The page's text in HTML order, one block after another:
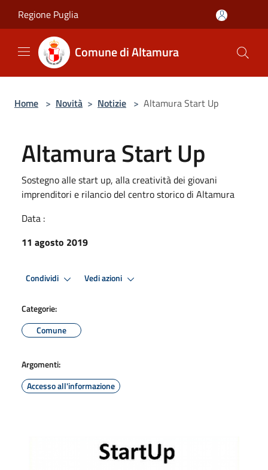
Regione Puglia
Comune di Altamura
Home > Novità > Notizie > Altamura Start Up
Altamura Start Up
Sostegno alle start up, alla creatività dei giovani
imprenditori e rilancio del centro storico di Altamura
Data :
11 agosto 2019
Condividi Vedi azioni
Categorie:
Comune
Argomenti:
Accesso all'informazione